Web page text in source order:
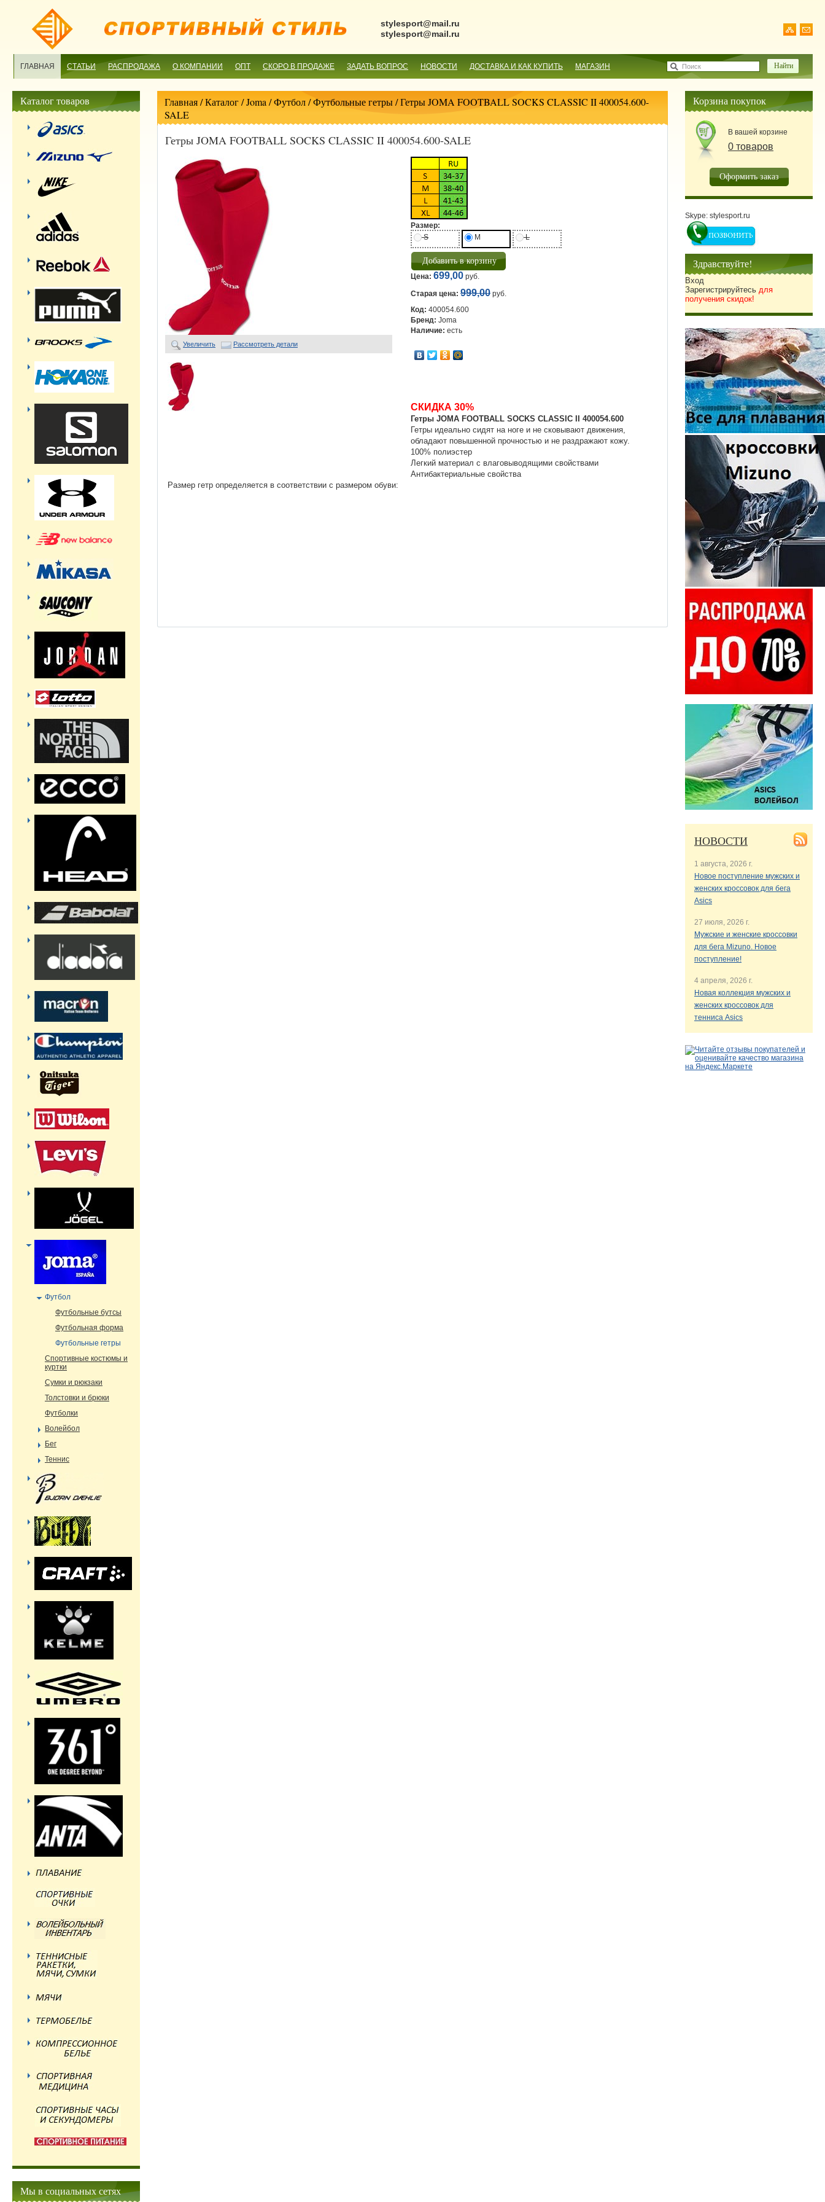
stylesport@mail.ru
stylesport@mail.ru
ГЛАВНАЯ СТАТЬИ РАСПРОДАЖА О КОМПАНИИ ОПТ СКОРО В ПРОДАЖЕ ЗАДАТЬ ВОПРОС НОВОСТИ ДОСТАВКА И КАК КУПИТЬ МАГАЗИН Поиск
Главная/ Каталог /Joma /Футбол/Футбольные гетры/ Гетры JOMA FOOTBALL SOCKS CLASSIC II 400054.600-
SALE
Гетры JOMA FOOTBALL SOCKS CLASSIC II 400054.600-SALE
Увеличить Рассмотреть детали
Размер:
S
M L
Цена: 699,00 руб.
Старая цена: 999,00 руб.
Код: 400054.600
Бренд: Joma
Наличие: есть
СКИДКА 30%
Гетры JOMA FOOTBALL SOCKS CLASSIC II 400054.600
Гетры идеально сидят на ноге и не сковывают движения,
обладают повышенной прочностью и не раздражают кожу.
100% полиэстер
Легкий материал с влаговыводящими свойствами
Антибактериальные свойства
Размер гетр определяется в соответствии с размером обуви:
Каталог товаров
Футбол
Футбольные бутсы
Футбольная форма
Футбольные гетры
Cпортивные костюмы и
куртки
Сумки и рюкзаки
Толстовки и брюки
Футболки
Волейбол
Бег
Теннис
Мы в социальных сетях
Корзина покупок
В вашей корзине
0 товаров
Оформить заказ
Skype: stylesport.ru
Здравствуйте!
Вход
Зарегистрируйтесь для
получения скидок!
НОВОСТИ
1 августа, 2026 г.
Новое поступление мужских и
женских кроссовок для бега
Asics
27 июля, 2026 г.
Мужские и женские кроссовки
для бега Mizuno. Новое
поступление!
4 апреля, 2026 г.
Новая коллекция мужских и
женских кроссовок для
тенниса Asics